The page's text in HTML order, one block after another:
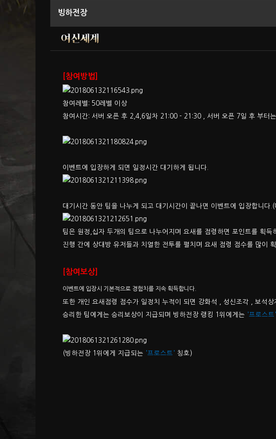
빙하전장
[참여방법]
참여레벨: 50레벨 이상
참여시간: 서버 오픈 후 2,4,6일차 21:00 - 21:30 , 서버 오픈 7일 후 부터
이벤트에 입장하게 되면 일정시간 대기하게 됩니다.
대기시간 동안 팀을 나누게 되고 대기시간이 끝나면 이벤트에 입장합니
팀은 원정,십자 두개의 팀으로 나누어지며 요새를 점령하면 포인트를 획득
진행 간에 상대방 유저들과 치열한 전투를 펼치며 요새 점령 점수를 많이
[참여보상]
​이벤트에 입장시 기본적으로 경험치를 지속 획득합니다.
또한 개인 요새점령 점수가 일정치 누적이 되면 강화석 , 성신조각 , 보석
승리한 팀에게는 승리보상이 지급되며 빙하전장 랭킹 1위에게는 '프로스트'
(빙하전장 1위에게 지급되는 '프로스트' 칭호)